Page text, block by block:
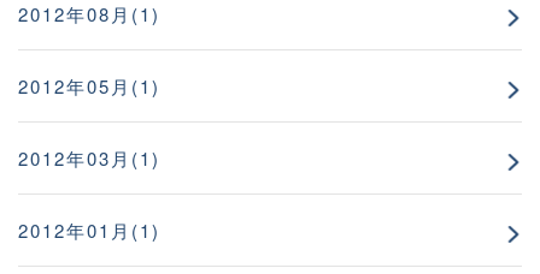
2012年08月(1)
2012年05月(1)
2012年03月(1)
2012年01月(1)